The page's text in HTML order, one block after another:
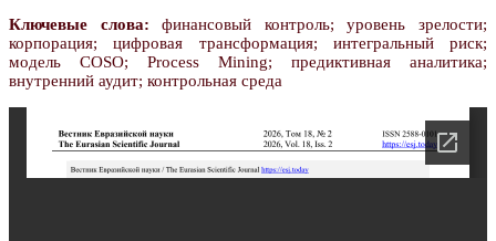
Ключевые слова: финансовый контроль; уровень зрелости;
корпорация; цифровая трансформация; интегральный риск;
модель COSO; Process Mining; предиктивная аналитика;
внутренний аудит; контрольная среда